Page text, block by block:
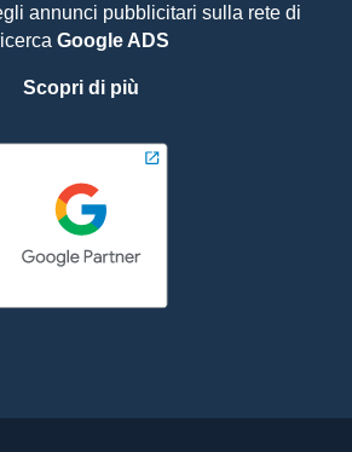
annunci pubblicitari sulla rete di
Google ADS
Scopri di più